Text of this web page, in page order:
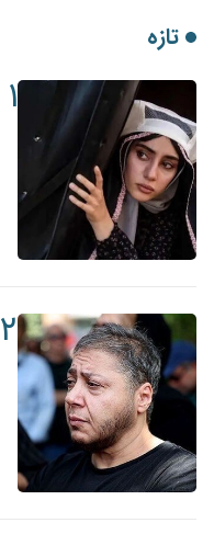
تازه
۱
۲